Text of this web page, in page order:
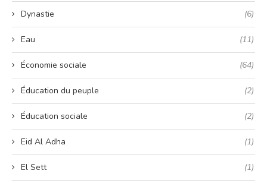
Dynastie (6)
Eau (11)
Économie sociale (64)
Éducation du peuple (2)
Éducation sociale (2)
Eid Al Adha (1)
El Sett (1)